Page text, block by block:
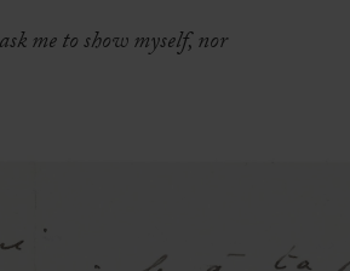
me to show myself, nor